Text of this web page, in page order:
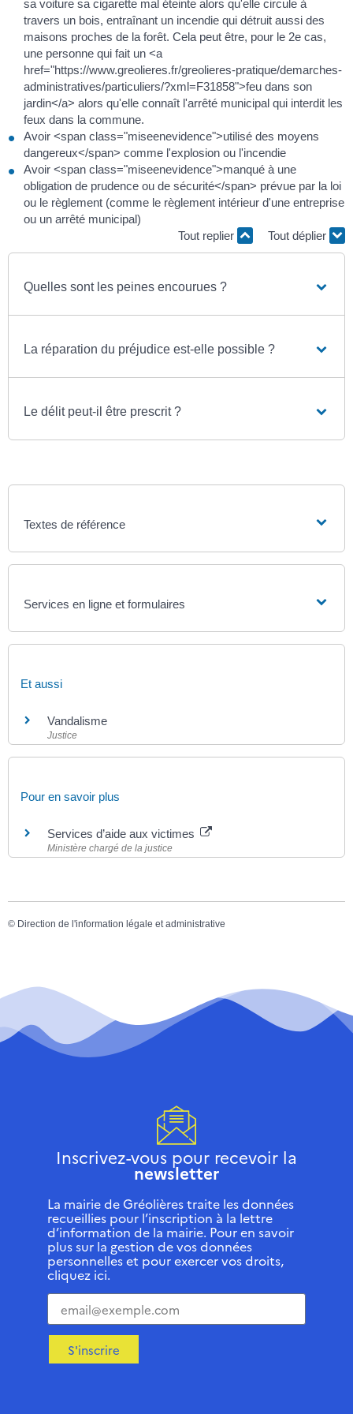
sa voiture sa cigarette mal éteinte alors qu'elle circule à
travers un bois, entraînant un incendie qui détruit aussi des
maisons proches de la forêt. Cela peut être, pour le 2e cas,
une personne qui fait un <a
href="https://www.greolieres.fr/greolieres-pratique/demarches-
administratives/particuliers/?xml=F31858">feu dans son
jardin</a> alors qu'elle connaît l'arrêté municipal qui interdit les
feux dans la commune.
Avoir <span class="miseenevidence">utilisé des moyens
dangereux</span> comme l'explosion ou l'incendie
Avoir <span class="miseenevidence">manqué à une
obligation de prudence ou de sécurité</span> prévue par la loi
ou le règlement (comme le règlement intérieur d'une entreprise
ou un arrêté municipal)
Tout replier
Tout déplier
Quelles sont les peines encourues ?
La réparation du préjudice est-elle possible ?
Le délit peut-il être prescrit ?
Textes de référence
Services en ligne et formulaires
Et aussi
Vandalisme
Justice
Pour en savoir plus
Services d’aide aux victimes
Ministère chargé de la justice
© Direction de l'information légale et administrative
Inscrivez-vous pour recevoir la
newsletter
La mairie de Gréolières traite les données
recueillies pour l’inscription à la lettre
d’information de la mairie. Pour en savoir
plus sur la gestion de vos données
personnelles et pour exercer vos droits,
cliquez ici.
S'inscrire